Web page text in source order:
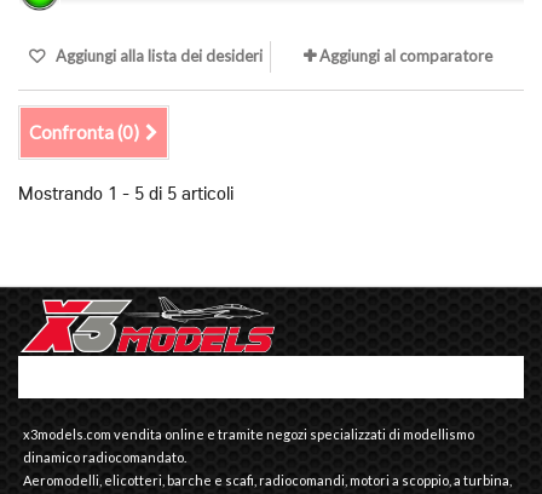
Aggiungi alla lista dei desideri Aggiungi al comparatore
Confronta (0)
Mostrando 1 - 5 di 5 articoli
x3models.com vendita online e tramite negozi specializzati di modellismo
dinamico radiocomandato.
Aeromodelli, elicotteri, barche e scafi, radiocomandi, motori a scoppio, a turbina,